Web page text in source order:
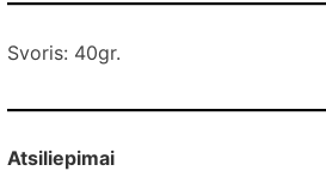
Svoris: 40gr.
Atsiliepimai